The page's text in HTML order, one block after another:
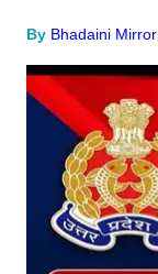
By Bhadaini Mirror